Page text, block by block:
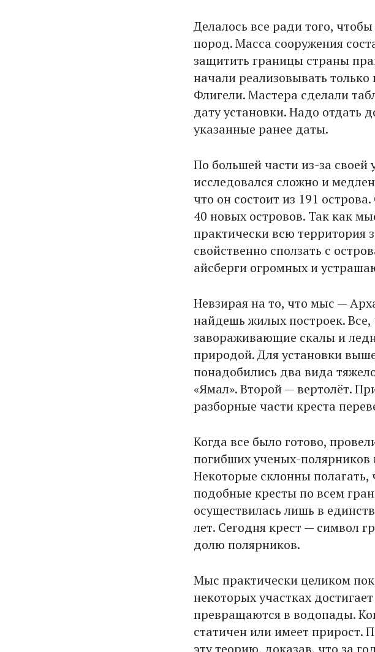
Делалось все ради того,
пород. Масса сооружения
защитить границы страны
начали реализовывать
Флигели. Мастера сделали
дату установки. Надо отдать
указанные ранее даты.
По большей части из-за своей
исследовался сложно и
что он состоит из 191
40 новых островов. Так как
практически всю территория
свойственно сползать с
айсберги огромных и
Невзирая на то, что мыс —
найдешь жилых построек. Все,
завораживающие скалы и
природой. Для установки
понадобились два вида
«Ямал». Второй — вертолёт.
разборные части креста
Когда все было готово,
погибших ученых-полярников
Некоторые склонны полагать,
подобные кресты по всем
осуществилась лишь в
лет. Сегодня крест — символ
долю полярников.
Мыс практически целиком
некоторых участках
превращаются в водопады.
статичен или имеет прирост.